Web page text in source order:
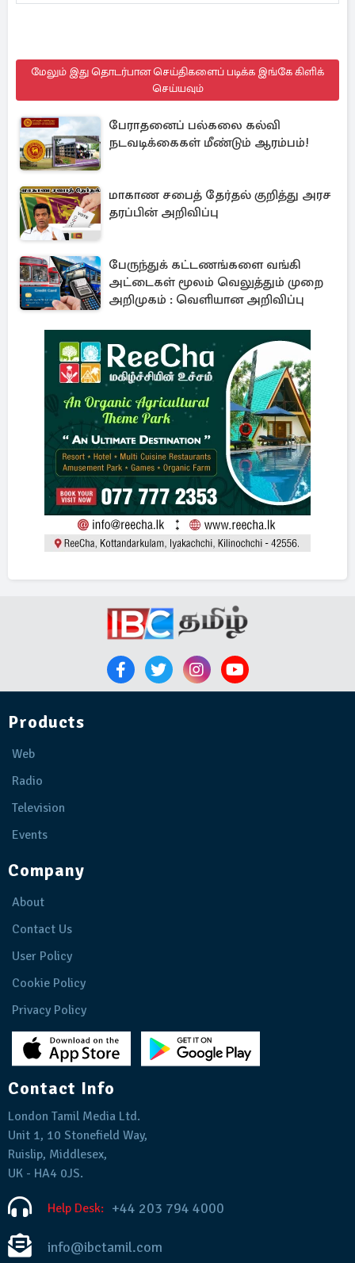
மேலும் இது தொடர்பான செய்திகளைப் படிக்க இங்கே கிளிக்
செய்யவும்
பேராதனைப் பல்கலை கல்வி
நடவடிக்கைகள் மீண்டும் ஆரம்பம்!
மாகாண சபைத் தேர்தல் குறித்து அரச
தரப்பின் அறிவிப்பு
பேருந்துக் கட்டணங்களை வங்கி
அட்டைகள் மூலம் வெலுத்தும் முறை
அறிமுகம் : வெளியான அறிவிப்பு
Products
Web
Radio
Television
Events
Company
About
Contact Us
User Policy
Cookie Policy
Privacy Policy
Contact Info
London Tamil Media Ltd.
Unit 1, 10 Stonefield Way,
Ruislip, Middlesex,
UK - HA4 0JS.
Help Desk: +44 203 794 4000
info@ibctamil.com